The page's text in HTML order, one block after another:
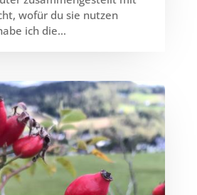
wofür du sie nutzen
ich die...